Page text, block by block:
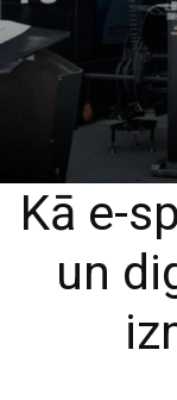
Kā e-
un